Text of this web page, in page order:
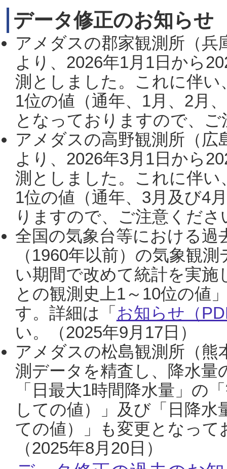
データ修正のお知らせ
アメダスの郡家観測所（
より、2026年1月1日から
測としました。これに伴い
1位の値（通年、1月、2月
となっておりますので、
アメダスの高野観測所（
より、2026年3月1日から
測としました。これに伴い
1位の値（通年、3月及び4
りますので、ご注意くだ
全国の気象台等における過
（1960年以前）の気象観
い期間で改めて統計を実
との観測史上1～10位の値
す。詳細は「 お知らせ（
い。（2025年9月17日）
アメダスの松島観測所（熊
測データを精査し、降水
「日最大1時間降水量」の
しての値）」及び「日降
ての値）」も変更となっ
（2025年8月20日）